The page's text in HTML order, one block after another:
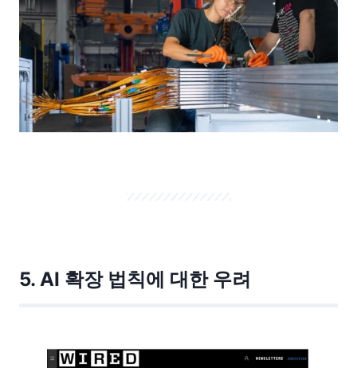
5. AI 확장 법칙에 대한 우려